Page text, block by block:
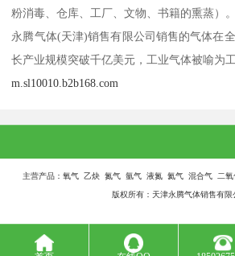
粉消毒、仓库、工厂、文物、书籍的熏蒸）。
永腾气体(天津)销售有限公司销售的气体在
长产业规模突破千亿美元，工业气体被喻为工
m.sl10010.b2b168.com
主营产品：氧气 乙炔 氮气 氩气 液氮 氦气 混合气 二
版权所有：天津永腾气体销售有限